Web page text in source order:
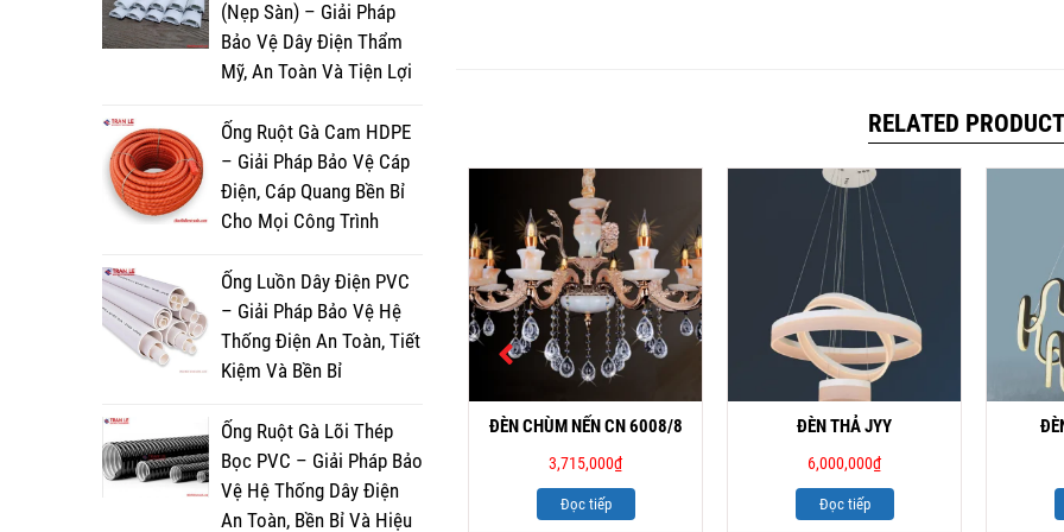
(Nẹp Sàn) – Giải Pháp
Bảo Vệ Dây Điện Thẩm
Mỹ, An Toàn Và Tiện Lợi
Ống Ruột Gà Cam HDPE
– Giải Pháp Bảo Vệ Cáp
Điện, Cáp Quang Bền Bỉ
Cho Mọi Công Trình
Ống Luồn Dây Điện PVC
– Giải Pháp Bảo Vệ Hệ
Thống Điện An Toàn, Tiết
Kiệm Và Bền Bỉ
Ống Ruột Gà Lõi Thép
Bọc PVC – Giải Pháp Bảo
Vệ Hệ Thống Dây Điện
An Toàn, Bền Bỉ Và Hiệu
RELATED
PHA LÊ CFL 8876L
₫
ĐÈN ỐP TRẦN PHA LÊ MLF
Đọc tiếp
ĐÈN CHÙM NẾN CN 6008/8
3,715,000₫
Đọc tiếp
ĐÈN THẢ JYY
6,000,000₫
Đọc tiếp